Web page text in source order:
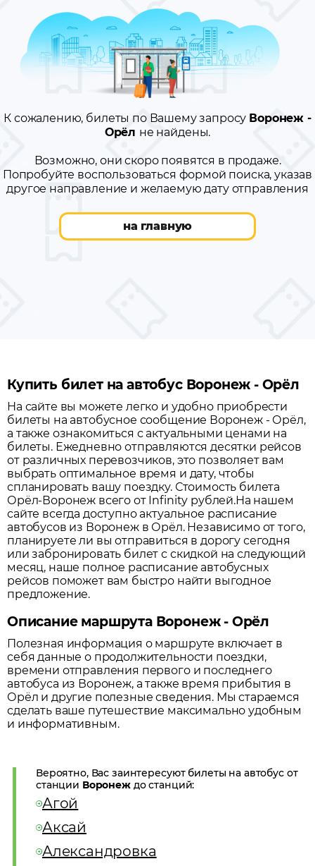
К сожалению, билеты по Вашему запросу Воронеж -
Орёл не найдены.
Возможно, они скоро появятся в продаже.
Попробуйте воспользоваться формой поиска, указав
другое направление и желаемую дату отправления
на главную
Купить билет на автобус Воронеж - Орёл
На сайте вы можете легко и удобно приобрести
билеты на автобусное сообщение Воронеж- Орёл,
а также ознакомиться с актуальными ценами на
билеты. Ежедневно отправляются десятки рейсов
от различных перевозчиков, это позволяет вам
выбрать оптимальное время и дату, чтобы
спланировать вашу поездку. Стоимость билета
Орёл-Воронеж всего от Infinity рублей.На нашем
сайте всегда доступно актуальное расписание
автобусов из Воронежв Орёл. Независимо от того,
планируете ли вы отправиться в дорогу сегодня
или забронировать билет с скидкой на следующий
месяц, наше полное расписание автобусных
рейсов поможет вам быстро найти выгодное
предложение.
Описание маршрута Воронеж - Орёл
Полезная информация о маршруте включает в
себя данные о продолжительности поездки,
времени отправления первого и последнего
автобуса из Воронеж, а также время прибытия в
Орёл и другие полезные сведения. Мы стараемся
сделать ваше путешествие максимально удобным
и информативным.
Вероятно, Вас заинтересуют билеты на автобус от
станции Воронеждо станций:
Агой
Аксай
Александровка